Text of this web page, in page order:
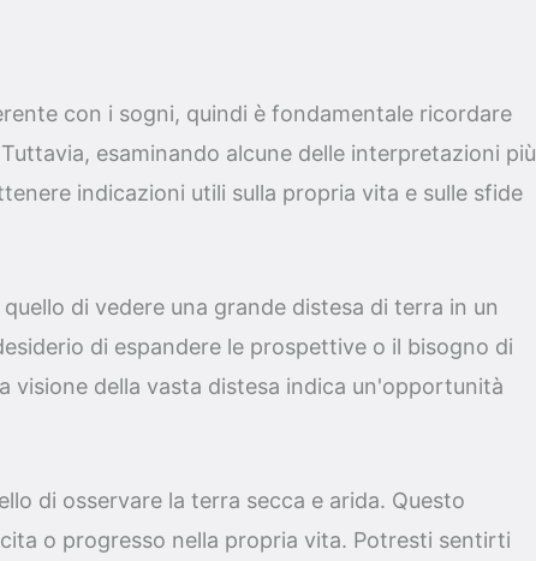
con i sogni, quindi è fondamentale ricordare
esaminando alcune delle interpretazioni più
indicazioni utili sulla propria vita e sulle sfide
di vedere una grande distesa di terra in un
di espandere le prospettive o il bisogno di
visione della vasta distesa indica un'opportunità
di osservare la terra secca e arida. Questo
o progresso nella propria vita. Potresti sentirti